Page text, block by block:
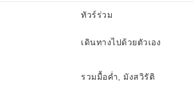
ทัวร์ร่วม
เดินทางไปด้วยตัวเอง
รวมมื้อค่ำ, มังสวิรัติ